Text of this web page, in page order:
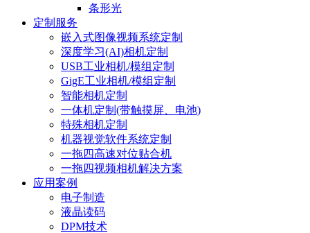
条形光
定制服务
嵌入式图像视频系统定制
深度学习(AI)相机定制
USB工业相机/模组定制
GigE工业相机/模组定制
智能相机定制
一体机定制(带触摸屏、电池)
特殊相机定制
机器视觉软件系统定制
一拖四高速对位贴合机
一拖四视频相机解决方案
应用案例
电子制造
液晶读码
DPM技术